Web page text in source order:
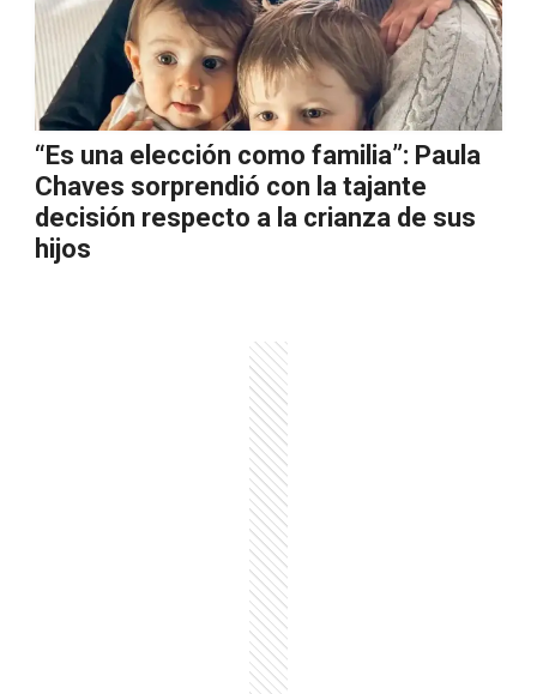
“Es una elección como familia”: Paula
Chaves sorprendió con la tajante
decisión respecto a la crianza de sus
hijos